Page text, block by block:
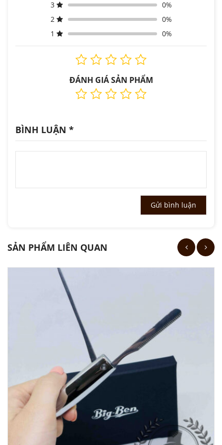
3
0%
2
0%
1
0%
ĐÁNH GIÁ SẢN PHẨM
BÌNH LUẬN *
SẢN PHẨM LIÊN QUAN